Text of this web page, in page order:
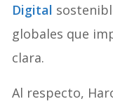
Digital
globales que
clara.
Al respecto,